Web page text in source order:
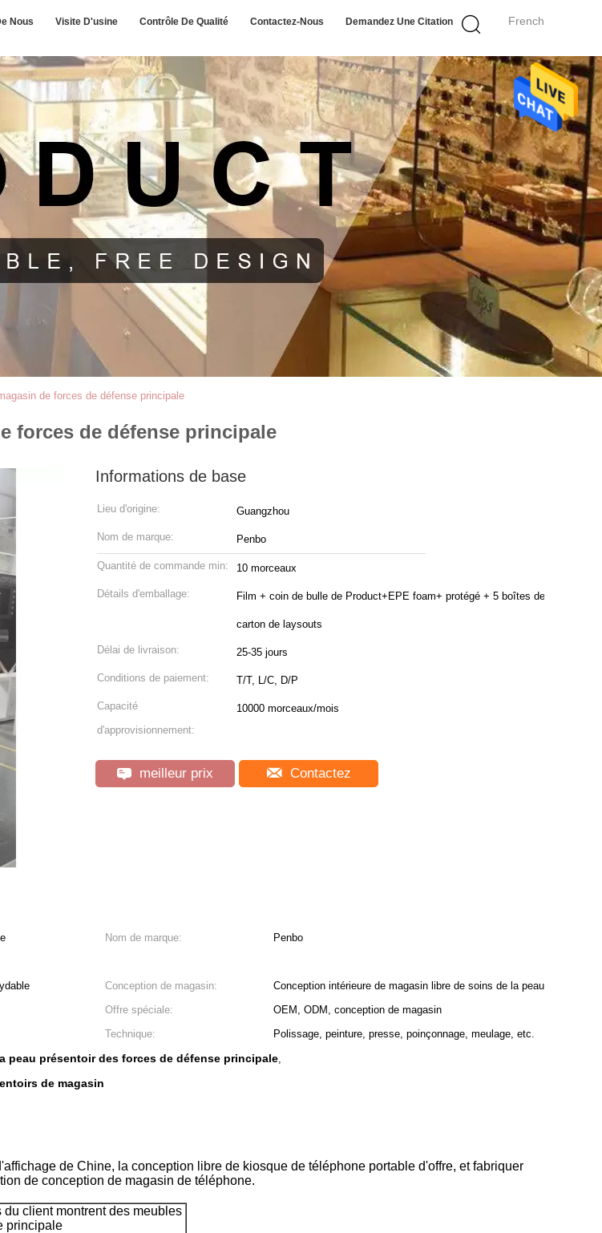
French
Nous Visite D'usine Contrôle De Qualité Contactez-Nous Demandez Une Citation
de forces de défense principale
forces de défense principale
Informations de base
Lieu d'origine: Guangzhou
Nom de marque: Penbo
Quantité de commande min: 10 morceaux
Détails d'emballage: Film + coin de bulle de Product+EPE foam+ protégé + 5 boîtes de
carton de laysouts
Délai de livraison: 25-35 jours
Conditions de paiement: T/T, L/C, D/P
Capacité
d'approvisionnement:
10000 morceaux/mois
meilleur prix Contactez
Nom de marque: Penbo
Conception de magasin:
Conception intérieure de magasin libre de soins de la peau
Offre spéciale:
OEM, ODM, conception de magasin
Technique:
Polissage, peinture, presse, poinçonnage, meulage, etc.
peau présentoir des forces de défense principale,
de magasin
de Chine, la conception libre de kiosque de téléphone portable d'offre, et fabriquer
de conception de magasin de téléphone.
client montrent des meubles
principale